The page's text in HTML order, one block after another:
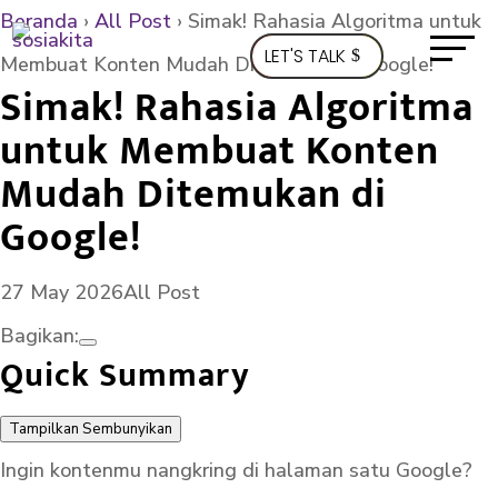
LET'S TALK
Beranda › All Post › Simak! Rahasia Algoritma untuk
Membuat Konten Mudah Ditemukan di Google!
Simak! Rahasia Algoritma
untuk Membuat Konten
Mudah Ditemukan di
Google!
27 May 2026All Post
Bagikan:
Quick Summary
Tampilkan Sembunyikan
Ingin kontenmu nangkring di halaman satu Google?